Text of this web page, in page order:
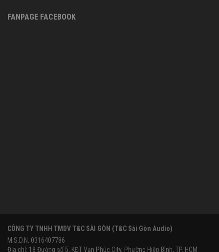
FANPAGE FACEBOOK
CÔNG TY TNHH TMDV T&C SÀI GÒN (T&C Sài Gòn Audio)
M.S.D.N: 0316407786
Địa chỉ: 18 Đường số 5, KĐT Vạn Phúc City, Phường Hiệp Bình, TP. HCM